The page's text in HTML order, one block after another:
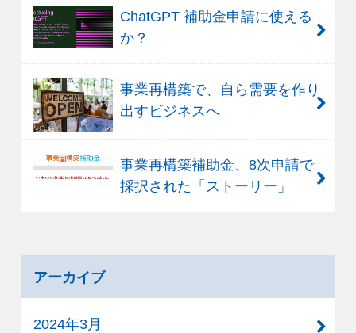
ChatGPT 補助金申請に使える
か？
事業再構築で、自ら需要を作り
出すビジネスへ
事業再構築補助金、8次申請で
採択された「ストーリー」
アーカイブ
2024年3月